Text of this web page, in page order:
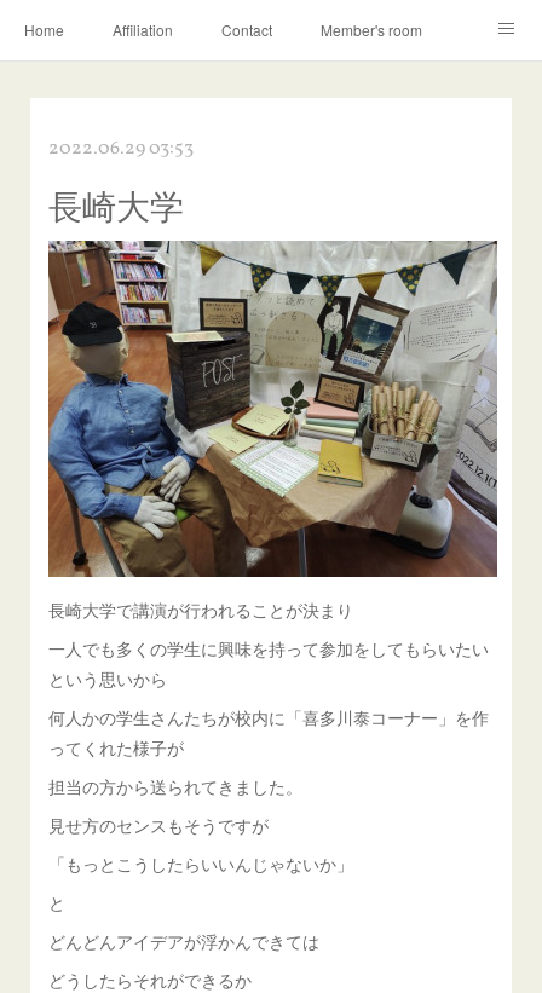
Home Affiliation Contact Member's room
2022.06.29 03:53
長崎大学
長崎大学で講演が行われることが決まり
一人でも多くの学生に興味を持って参加をしてもらいたい
という思いから
何人かの学生さんたちが校内に「喜多川泰コーナー」を作
ってくれた様子が
担当の方から送られてきました。
見せ方のセンスもそうですが
「もっとこうしたらいいんじゃないか」
と
どんどんアイデアが浮かんできては
どうしたらそれができるか